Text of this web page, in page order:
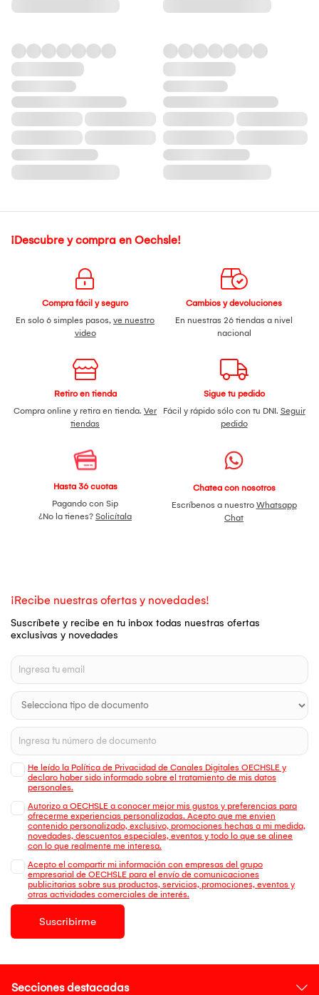
¡Descubre y compra en Oechsle!
Compra fácil y seguro
En solo 6 simples pasos, ve nuestro
video
Cambios y devoluciones
En nuestras 26 tiendas a nivel
nacional
Retiro en tienda
Compra online y retira en tienda. Ver
tiendas
Sigue tu pedido
Fácil y rápido sólo con tu DNI. Seguir
pedido
Hasta 36 cuotas
Pagando con Sip
¿No la tienes? Solicítala
Chatea con nosotros
Escríbenos a nuestro Whatsapp
Chat
¡Recibe nuestras ofertas y novedades!
Suscríbete y recibe en tu inbox todas nuestras ofertas
exclusivas y novedades
He leído la Política de Privacidad de Canales Digitales OECHSLE y
declaro haber sido informado sobre el tratamiento de mis datos
personales.
Autorizo a OECHSLE a conocer mejor mis gustos y preferencias para
ofrecerme experiencias personalizadas. Acepto que me envien
contenido personalizado, exclusivo, promociones hechas a mi medida,
novedades, descuentos especiales, eventos y todo lo que se alinee
con lo que realmente me interesa.
Acepto el compartir mi información con empresas del grupo
empresarial de OECHSLE para el envío de comunicaciones
publicitarias sobre sus productos, servicios, promociones, eventos y
otras actividades comerciales de interés.
Suscribirme
Secciones destacadas